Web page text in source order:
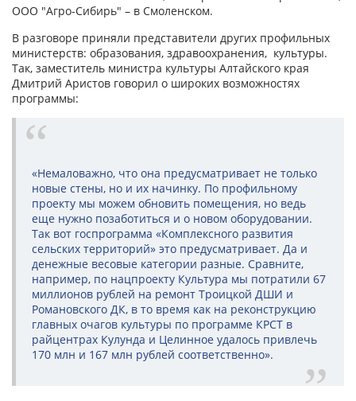
ООО "Агро-Сибирь" – в Смоленском.
В разговоре приняли представители других профильных
министерств: образования, здравоохранения, культуры.
Так, заместитель министра культуры Алтайского края
Дмитрий Аристов говорил о широких возможностях
программы:
«Немаловажно, что она предусматривает не только
новые стены, но и их начинку. По профильному
проекту мы можем обновить помещения, но ведь
еще нужно позаботиться и о новом оборудовании.
Так вот госпрограмма «Комплексного развития
сельских территорий» это предусматривает. Да и
денежные весовые категории разные. Сравните,
например, по нацпроекту Культура мы потратили 67
миллионов рублей на ремонт Троицкой ДШИ и
Романовского ДК, в то время как на реконструкцию
главных очагов культуры по программе КРСТ в
райцентрах Кулунда и Целинное удалось привлечь
170 млн и 167 млн рублей соответственно».